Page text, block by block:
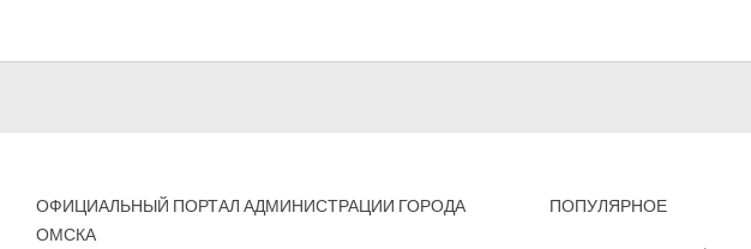
ОФИЦИАЛЬНЫЙ ПОРТАЛ АДМИНИСТРАЦИИ ГОРОДА
ОМСКА
ПОПУЛЯРНОЕ